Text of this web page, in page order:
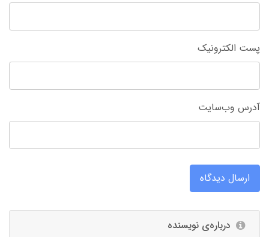
پست الکترونیک
آدرس وب‌سایت
ارسال دیدگاه
درباره‌ی نویسنده